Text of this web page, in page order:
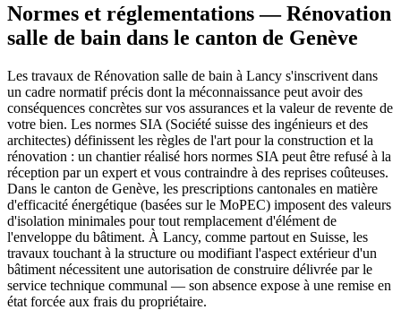
Normes et réglementations — Rénovation
salle de bain dans le canton de Genève
Les travaux de Rénovation salle de bain à Lancy s'inscrivent dans
un cadre normatif précis dont la méconnaissance peut avoir des
conséquences concrètes sur vos assurances et la valeur de revente de
votre bien. Les normes SIA (Société suisse des ingénieurs et des
architectes) définissent les règles de l'art pour la construction et la
rénovation : un chantier réalisé hors normes SIA peut être refusé à la
réception par un expert et vous contraindre à des reprises coûteuses.
Dans le canton de Genève, les prescriptions cantonales en matière
d'efficacité énergétique (basées sur le MoPEC) imposent des valeurs
d'isolation minimales pour tout remplacement d'élément de
l'enveloppe du bâtiment. À Lancy, comme partout en Suisse, les
travaux touchant à la structure ou modifiant l'aspect extérieur d'un
bâtiment nécessitent une autorisation de construire délivrée par le
service technique communal — son absence expose à une remise en
état forcée aux frais du propriétaire.